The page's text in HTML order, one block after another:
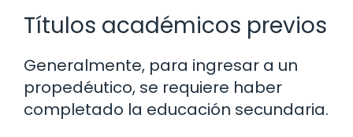
Títulos académicos previos
Generalmente, para ingresar a un
propedéutico, se requiere haber
completado la educación secundaria.